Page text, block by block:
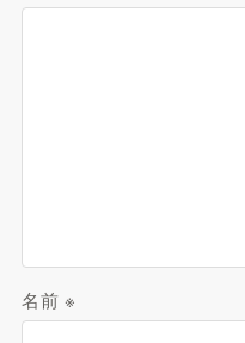
名前※